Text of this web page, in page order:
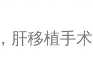
肝移植手术